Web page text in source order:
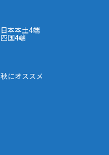
日本本土4端
四国4端
秋にオススメ